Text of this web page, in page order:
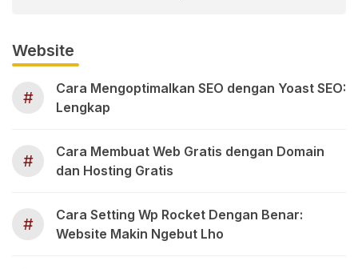
Website
#
Cara Mengoptimalkan SEO dengan Yoast SEO:
Lengkap
#
Cara Membuat Web Gratis dengan Domain
dan Hosting Gratis
#
Cara Setting Wp Rocket Dengan Benar:
Website Makin Ngebut Lho